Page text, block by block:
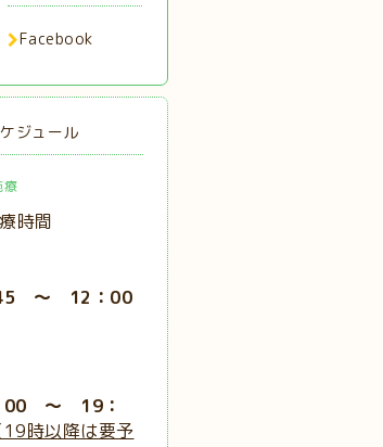
Facebook
ジュール
療
時間
～ 12：00
00 ～ 19：
19時以降は要予